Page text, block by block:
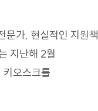
문가, 현실적인 지원책
지난해 2월
오스크를